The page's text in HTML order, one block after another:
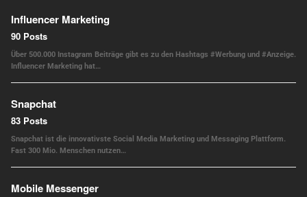
Influencer Marketing
90 Posts
Über 500.000 Instagram Beiträge gibt es zu den Hashtags #Werbung und #Anzeige.
Influencer Marketing hat…
Snapchat
83 Posts
Snapchat ist die innovativste Social Media Marketing und Messaging Plattform.
Fast 300 Mio. Menschen nutzen…
Mobile Messenger